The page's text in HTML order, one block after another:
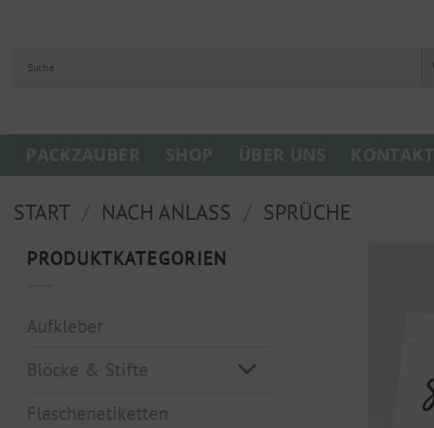
springen
PACKZAUBER SHOP ÜBER UNS KONTAKT
START NACH ANLASS SPRÜCHE
PRODUKTKATEGORIEN
Aufkleber
Blöcke & Stifte
Flaschenetiketten